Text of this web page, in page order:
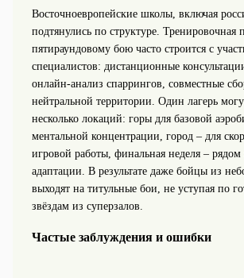
Восточноевропейские школы, включая
подтянулись по структуре. Тренировочная
пятираундовому бою часто строится с
специалистов: дистанционные
онлайн‑анализ спаррингов, совместные
нейтральной территории. Один лагерь
несколько локаций: горы для базовой
ментальной концентрации, город – для
игровой работы, финальная неделя – рядом
адаптации. В результате даже бойцы из
выходят на титульные бои, не уступая по
звёздам из суперзалов.
Частые заблуждения и ошибки